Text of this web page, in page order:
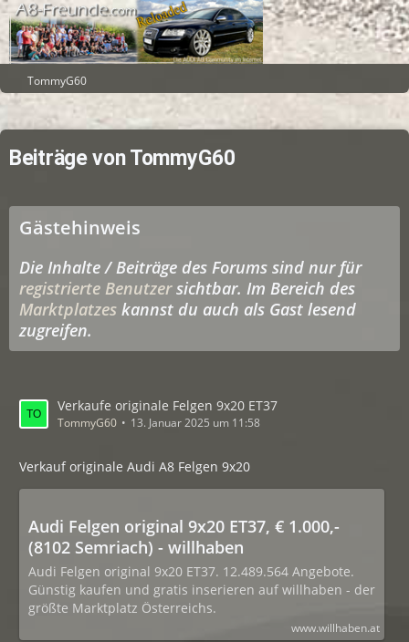
TommyG60
Beiträge von TommyG60
Gästehinweis
Die Inhalte / Beiträge des Forums sind nur für
registrierte Benutzersichtbar. Im Bereich des
Marktplatzes kannst du auch als Gast lesend
zugreifen.
Verkaufe originale Felgen 9x20 ET37
TommyG60 13. Januar 2025 um 11:58
Verkauf originale Audi A8 Felgen 9x20
Audi Felgen original 9x20 ET37, € 1.000,-
(8102 Semriach) - willhaben
Audi Felgen original 9x20 ET37. 12.489.564 Angebote.
Günstig kaufen und gratis inserieren auf willhaben - der
größte Marktplatz Österreichs.
www.willhaben.at